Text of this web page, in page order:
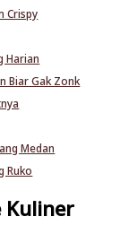
Crispy
Harian
Biar Gak Zonk
Medan
Ruko
Kuliner